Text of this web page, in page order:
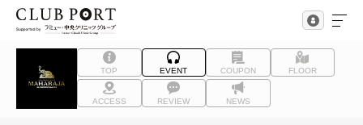
TOP EVENT COUPON FLOOR
ACCESS REVIEW NEWS